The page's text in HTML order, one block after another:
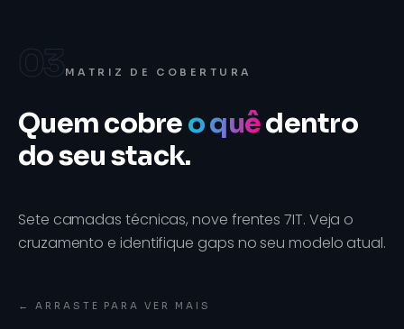
03MATRIZ DE COBERTURA
Quem cobreo quêdentro
do seu stack.
Sete camadas técnicas, nove frentes 7IT. Veja o
cruzamento e identifique gaps no seu modelo atual.
← ARRASTE PARA VER MAIS